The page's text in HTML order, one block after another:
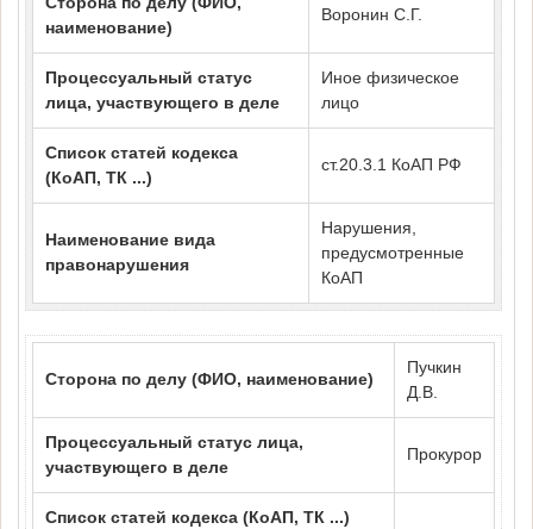
наименование)
Воронин С.Г.
Процессуальный статус
лица, участвующего в деле
Иное физическое
лицо
Список статей кодекса
(КоАП, ТК ...)
ст.20.3.1 КоАП РФ
Наименование вида
правонарушения
Нарушения,
предусмотренные
КоАП
Сторона по делу (ФИО, наименование)
Пучкин
Д.В.
Процессуальный статус лица,
участвующего в деле
Прокурор
Список статей кодекса (КоАП, ТК ...)